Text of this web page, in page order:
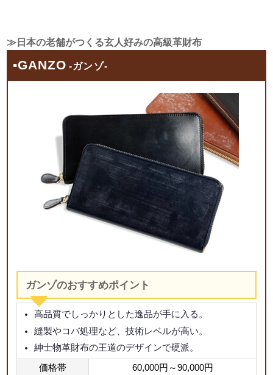
≫日本の老舗がつくる玄人好みの高級革財布
▪GANZO -ガンゾ-
ガンゾのおすすめポイント
高品質でしっかりとした逸品が手に入る。
縫製やコバ処理など、技術レベルが高い。
紳士物革財布の王道のデザインで硬派。
価格帯
60,000円～90,000円